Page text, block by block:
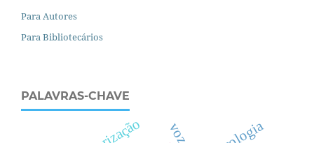
Para Autores
Para Bibliotecários
PALAVRAS-CHAVE